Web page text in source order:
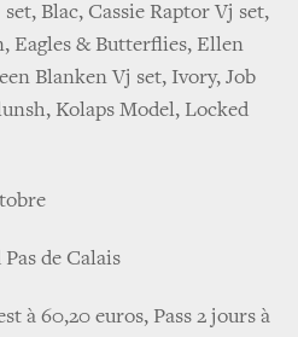
Blac, Cassie Raptor Vj set,
Eagles & Butterflies, Ellen
Blanken Vj set, Ivory, Job
Kolaps Model, Locked
de Calais
à 60,20 euros, Pass 2 jours à